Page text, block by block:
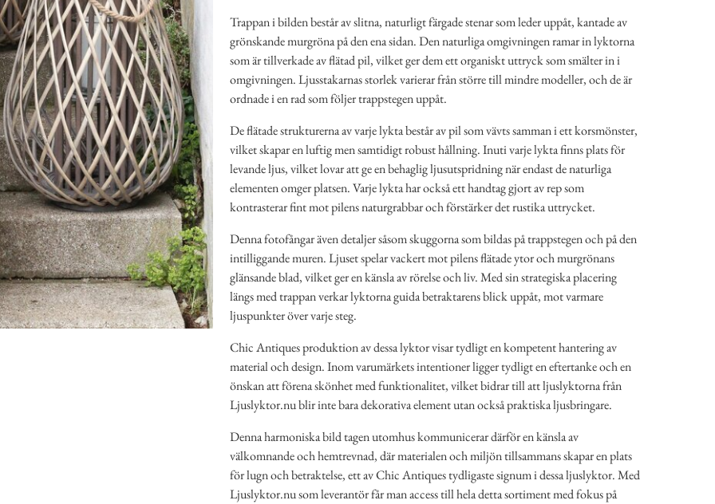
Trappan i bilden består av slitna, naturligt färgade stenar som leder uppåt, kantade av
grönskande murgröna på den ena sidan. Den naturliga omgivningen ramar in lyktorna
som är tillverkade av flätad pil, vilket ger dem ett organiskt uttryck som smälter in i
omgivningen. Ljusstakarnas storlek varierar från större till mindre modeller, och de är
ordnade i en rad som följer trappstegen uppåt.
De flätade strukturerna av varje lykta består av pil som vävts samman i ett korsmönster,
vilket skapar en luftig men samtidigt robust hållning. Inuti varje lykta finns plats för
levande ljus, vilket lovar att ge en behaglig ljusutspridning när endast de naturliga
elementen omger platsen. Varje lykta har också ett handtag gjort av rep som
kontrasterar fint mot pilens naturgrabbar och förstärker det rustika uttrycket.
Denna fotofångar även detaljer såsom skuggorna som bildas på trappstegen och på den
intilliggande muren. Ljuset spelar vackert mot pilens flätade ytor och murgrönans
glänsande blad, vilket ger en känsla av rörelse och liv. Med sin strategiska placering
längs med trappan verkar lyktorna guida betraktarens blick uppåt, mot varmare
ljuspunkter över varje steg.
Chic Antiques produktion av dessa lyktor visar tydligt en kompetent hantering av
material och design. Inom varumärkets intentioner ligger tydligt en eftertanke och en
önskan att förena skönhet med funktionalitet, vilket bidrar till att ljuslyktorna från
Ljuslyktor.nu blir inte bara dekorativa element utan också praktiska ljusbringare.
Denna harmoniska bild tagen utomhus kommunicerar därför en känsla av
välkomnande och hemtrevnad, där materialen och miljön tillsammans skapar en plats
för lugn och betraktelse, ett av Chic Antiques tydligaste signum i dessa ljuslyktor. Med
Ljuslyktor.nu som leverantör får man access till hela detta sortiment med fokus på